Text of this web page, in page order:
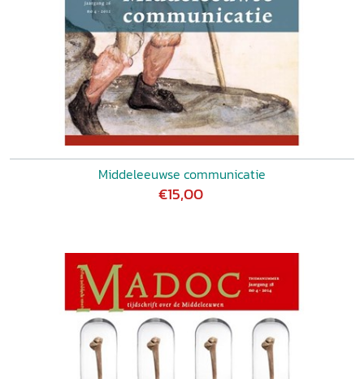
Middeleeuwse communicatie
€15,00